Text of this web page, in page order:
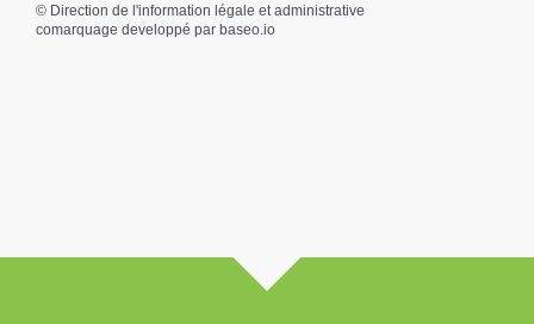
© Direction de l'information légale et administrative
comarquage developpé par baseo.io